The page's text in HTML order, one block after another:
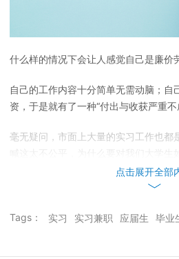
什么样的情况下会让人感觉自己是廉价
自己的工作内容十分简单无需动脑；自
资，于是就有了一种“付出与收获严重不
毫无疑问，市面上大量的实习工作也都
职前菌给你掰开了说说原因吧~
职场中每个人的工作中都不可避免地会
点击展开全部
Tags： 实习 实习兼职 应届生 毕业